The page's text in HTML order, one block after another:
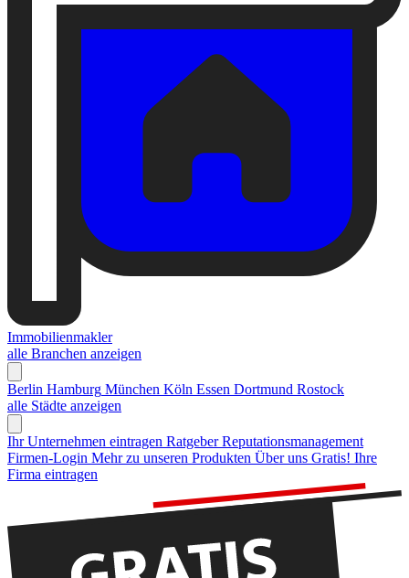
Immobilienmakler
alle Branchen anzeigen
Berlin Hamburg München Köln Essen Dortmund Rostock
alle Städte anzeigen
Ihr Unternehmen eintragen Ratgeber Reputationsmanagement
Firmen-Login Mehr zu unseren Produkten Über uns Gratis! Ihre
Firma eintragen